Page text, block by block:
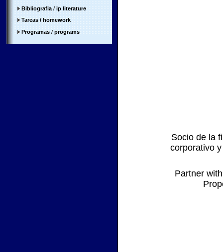
Bibliografia/ip literature
Tareas / homework
Programas / programs
Socio de la
corporativo
Partner